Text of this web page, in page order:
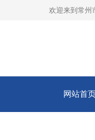
欢迎来到 常州
网站首